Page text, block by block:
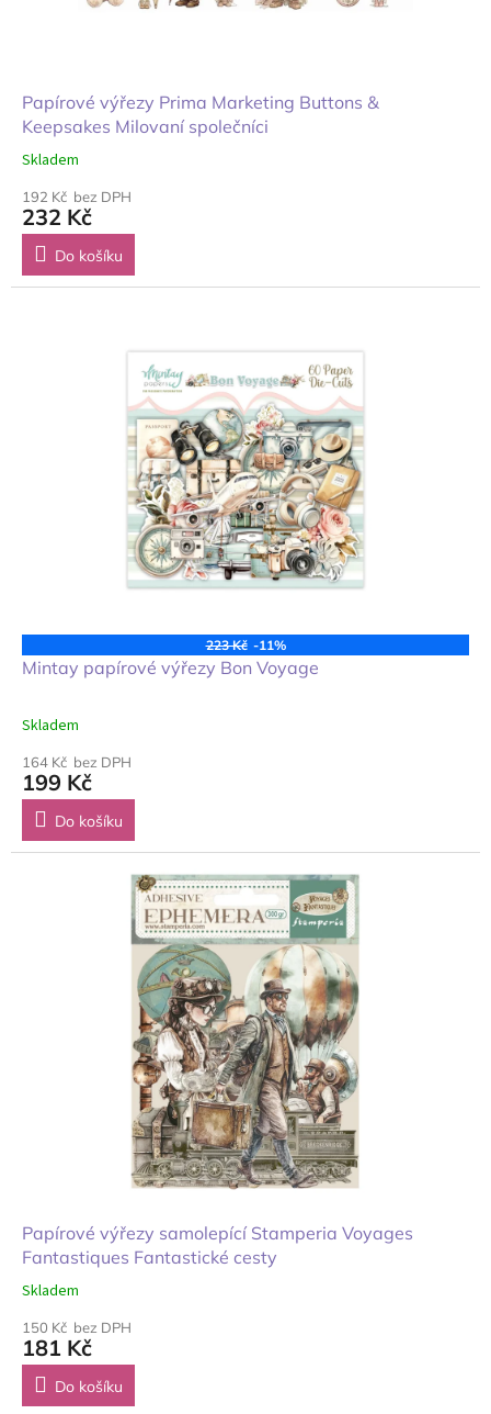
Papírové výřezy Prima Marketing Buttons &
Keepsakes Milovaní společníci
Skladem
192 Kč bez DPH
232 Kč
Do košíku
223 Kč -11%
Mintay papírové výřezy Bon Voyage
Skladem
164 Kč bez DPH
199 Kč
Do košíku
Papírové výřezy samolepící Stamperia Voyages
Fantastiques Fantastické cesty
Skladem
150 Kč bez DPH
181 Kč
Do košíku